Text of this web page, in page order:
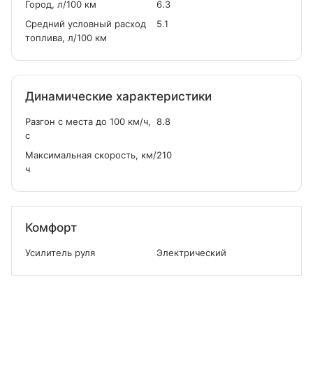
Город, л/100 км
6.3
Средний условный расход
топлива, л/100 км
5.1
Динамические характеристики
Разгон с места до 100 км/ч,
с
8.8
Максимальная скорость, км/
ч
210
Комфорт
Усилитель руля Электрический